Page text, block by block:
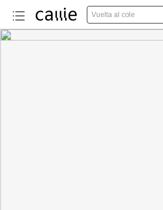
Vuelta al cole